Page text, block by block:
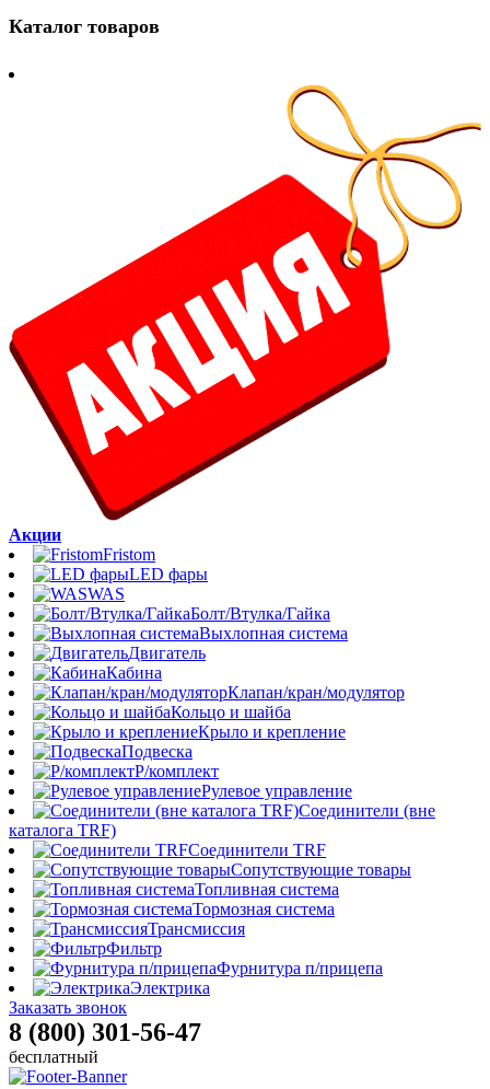
Каталог товаров
Акции
Fristom
LED фары
WAS
Болт/Втулка/Гайка
Выхлопная система
Двигатель
Кабина
Клапан/кран/модулятор
Кольцо и шайба
Крыло и крепление
Подвеска
Р/комплект
Рулевое управление
Соединители (вне
каталога TRF)
Соединители TRF
Сопутствующие товары
Топливная система
Тормозная система
Трансмиссия
Фильтр
Фурнитура п/прицепа
Электрика
Заказать звонок
8 (800) 301-56-47
бесплатный